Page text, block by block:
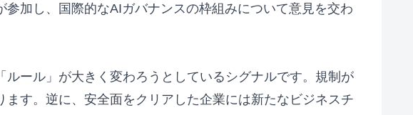
加し、国際的なAIガバナンスの枠組みについて意見を交わ
ール」が大きく変わろうとしているシグナルです。規制が
す。逆に、安全面をクリアした企業には新たなビジネスチ